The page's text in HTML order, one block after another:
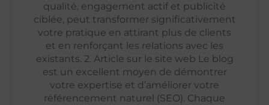
qualité, engagement actif et publicité
ciblée, peut transformer significativement
votre pratique en attirant plus de clients
et en renforçant les relations avec les
existants. 2. Article sur le site web Le blog
est un excellent moyen de démontrer
votre expertise et d’améliorer votre
référencement naturel (SEO). Chaque